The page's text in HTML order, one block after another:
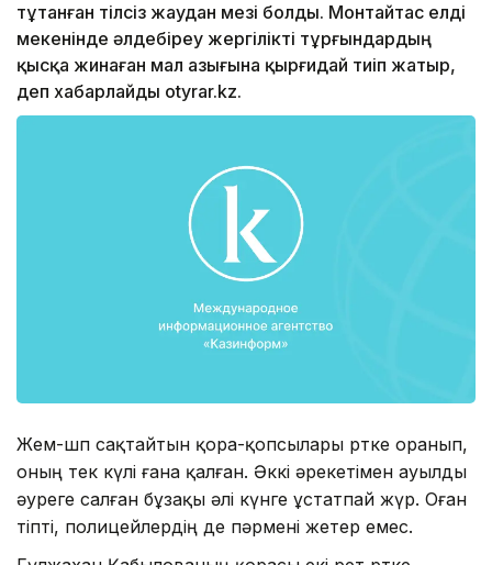
тұтанған тілсіз жаудан мезі болды. Монтайтас елді
мекенінде әлдебіреу жергілікті тұрғындардың
қысқа жинаған мал азығына қырғидай тиіп жатыр,
деп хабарлайды otyrar.kz.
Жем-шөп сақтайтын қора-қопсылары өртке оранып,
оның тек күлі ғана қалған. Әккі әрекетімен ауылды
әуреге салған бұзақы әлі күнге ұстатпай жүр. Оған
тіпті, полицейлердің де пәрмені жетер емес.